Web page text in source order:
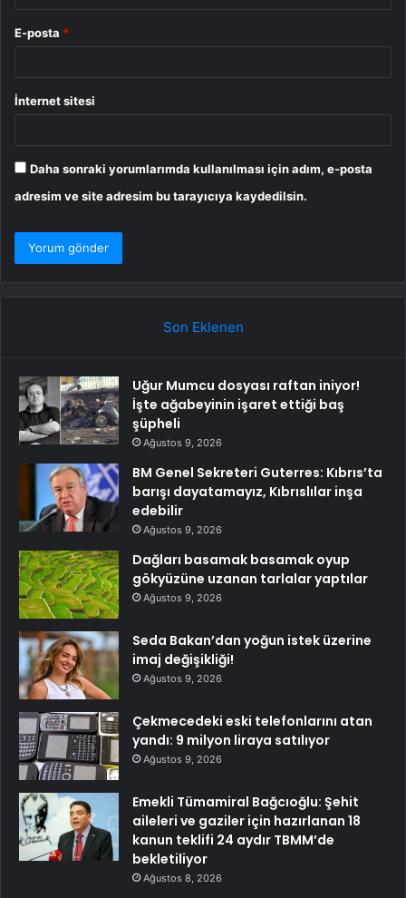
E-posta *
İnternet sitesi
Daha sonraki yorumlarımda kullanılması için adım, e-posta
adresim ve site adresim bu tarayıcıya kaydedilsin.
Son Eklenen
Uğur Mumcu dosyası raftan iniyor!
İşte ağabeyinin işaret ettiği baş
şüpheli
Ağustos 9, 2026
BM Genel Sekreteri Guterres: Kıbrıs’ta
barışı dayatamayız, Kıbrıslılar inşa
edebilir
Ağustos 9, 2026
Dağları basamak basamak oyup
gökyüzüne uzanan tarlalar yaptılar
Ağustos 9, 2026
Seda Bakan’dan yoğun istek üzerine
imaj değişikliği!
Ağustos 9, 2026
Çekmecedeki eski telefonlarını atan
yandı: 9 milyon liraya satılıyor
Ağustos 9, 2026
Emekli Tümamiral Bağcıoğlu: Şehit
aileleri ve gaziler için hazırlanan 18
kanun teklifi 24 aydır TBMM’de
bekletiliyor
Ağustos 8, 2026